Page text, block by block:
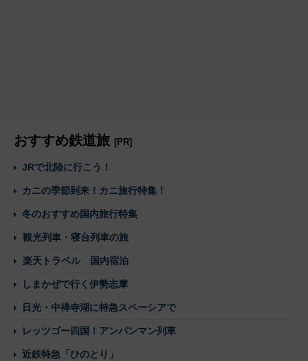
おすすめ鉄道旅 [PR]
JRで北陸に行こう！
カニの季節到来！カニ旅行特集！
冬のおすすめ国内旅行特集
観光列車・寝台列車の旅
楽天トラベル 国内宿泊
しまかぜで行く伊勢志摩
日光・中禅寺湖に特急スペーシアで
レッツゴー四国！アンパンマン列車
近鉄特急「ひのとり」